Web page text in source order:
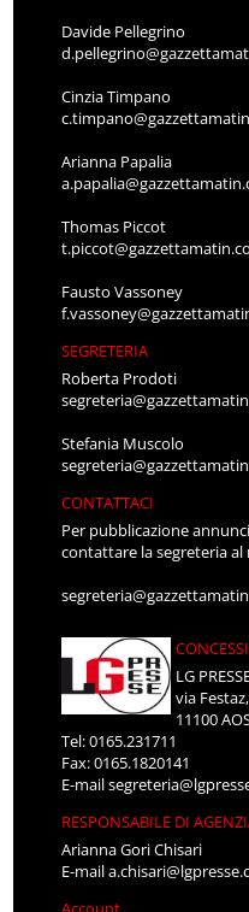
Davide Pellegrino
Cinzia Timpano
Arianna Papalia
Thomas Piccot
Fausto Vassoney
SEGRETERIA
Roberta Prodoti
Stefania Muscolo
CONTATTACI
Per pubblicazione
contattare la segreteria al
LG
via
11100
Tel: 0165.231711
Fax: 0165.1820141
E-mail
RESPONSABILE DI
Arianna Gori Chisari
E-mail